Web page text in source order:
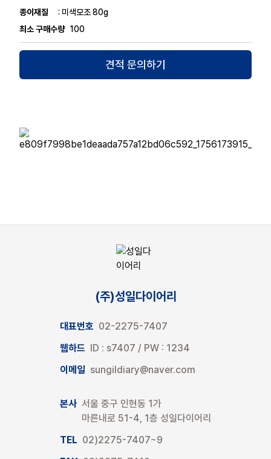
종이재질
: 미색모조 80g
최소 구매수량 100
견적 문의하기
(주)성일다이어리
대표번호 02-2275-7407
웹하드 ID : s7407 / PW : 1234
이메일 sungildiary@naver.com
본사 서울 중구 인현동 1가
마른내로 51-4, 1층 성일다이어리
TEL 02)2275-7407~9